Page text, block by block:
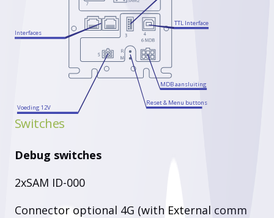
TTL Interface
Interfaces
Voeding 12V
Reset & Menu buttons
MDB aansluiting
Switches
Debug switches
2xSAM ID-000
Connector optional 4G (with External comm